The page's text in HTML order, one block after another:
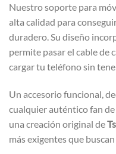
Nuestro soporte para
alta calidad para
duradero. Su diseño
permite pasar el cable de
cargar tu teléfono sin
Un accesorio funcional,
cualquier auténtico fan
una creación original de
más exigentes que